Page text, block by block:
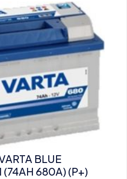
BLUE
(74AH 680A) (P+)